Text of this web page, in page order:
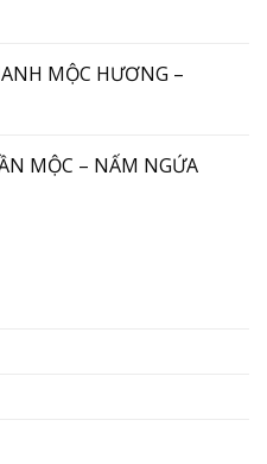
MỘC HƯƠNG –
MỘC – NẤM NGỨA